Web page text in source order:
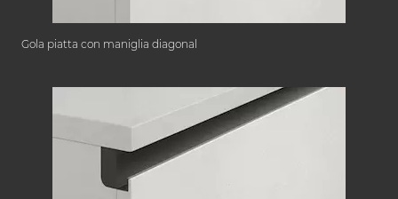
Gola piatta con maniglia diagonal